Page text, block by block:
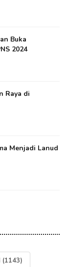
Buka
2024
Raya di
Menjadi Lanud
(1143)